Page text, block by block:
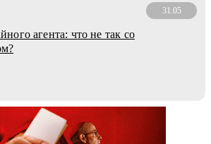
31.05
агента: что не так со